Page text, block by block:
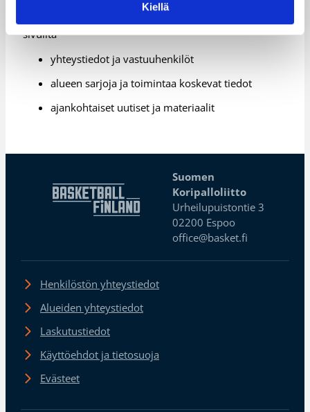
Kiellä
sivuilta
yhteystiedot ja vastuuhenkilöt
alueen sarjoja ja toimintaa koskevat tiedot
ajankohtaiset uutiset ja materiaalit
Suomen
Koripalloliitto
Urheilupuistontie 3
02200 Espoo
office@basket.fi
Henkilöstön yhteystiedot
Alueiden yhteystiedot
Laskutustiedot
Käyttöehdot ja tietosuoja
Evästeet